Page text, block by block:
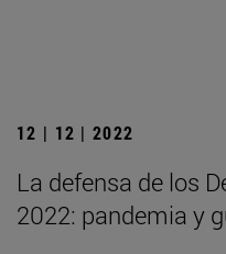
12 | 12 | 2022
La defensa de los
2022: pandemia y